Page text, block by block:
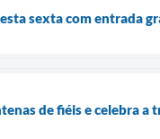
sexta com entrada
de fiéis e celebra